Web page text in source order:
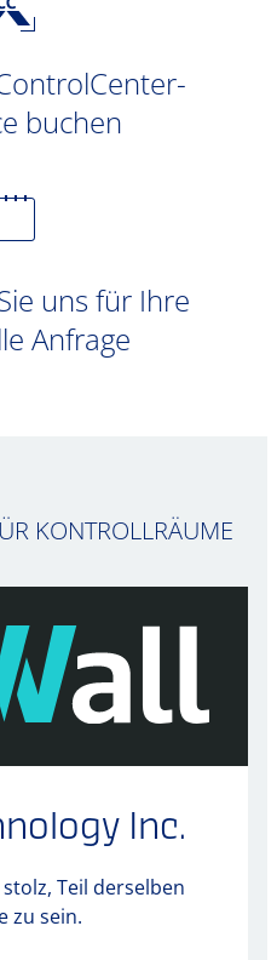
buchen
uns für Ihre
Anfrage
KONTROLLRÄUME
Inc.
Teil derselben
zu sein.